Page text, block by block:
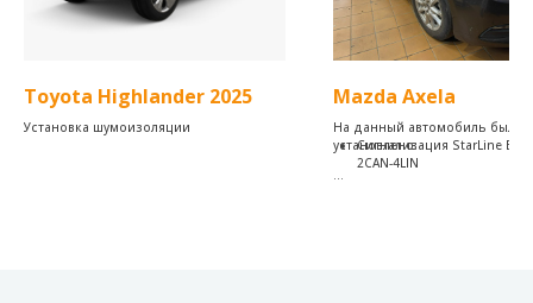
Toyota Highlander 2025
Установка шумоизоляции
Mazda Axela
На данный автомобиль было
установлено:
Сигнализация StarLine E96
2CAN-4LIN